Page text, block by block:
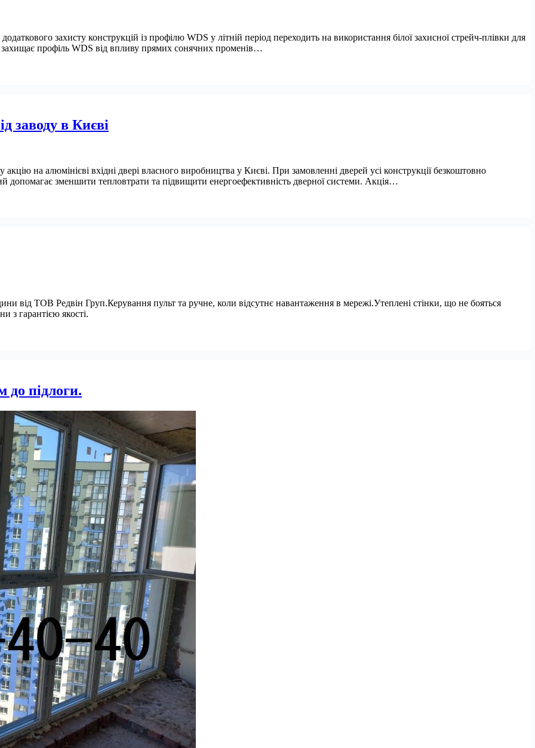
захисту конструкцій із профілю WDS у літній період переходить на використання білої захисної стрейч-плівки для
профіль WDS від впливу прямих сонячних променів…
заводу в Києві
на алюмінієві вхідні двері власного виробництва у Києві. При замовленні дверей усі конструкції безкоштовно
зменшити тепловтрати та підвищити енергоефективність дверної системи. Акція…
від ТОВ Редвін Груп.Керування пульт та ручне, коли відсутнє навантаження в мережі.Утеплені стінки, що не бояться
з гарантією якості.
до підлоги.